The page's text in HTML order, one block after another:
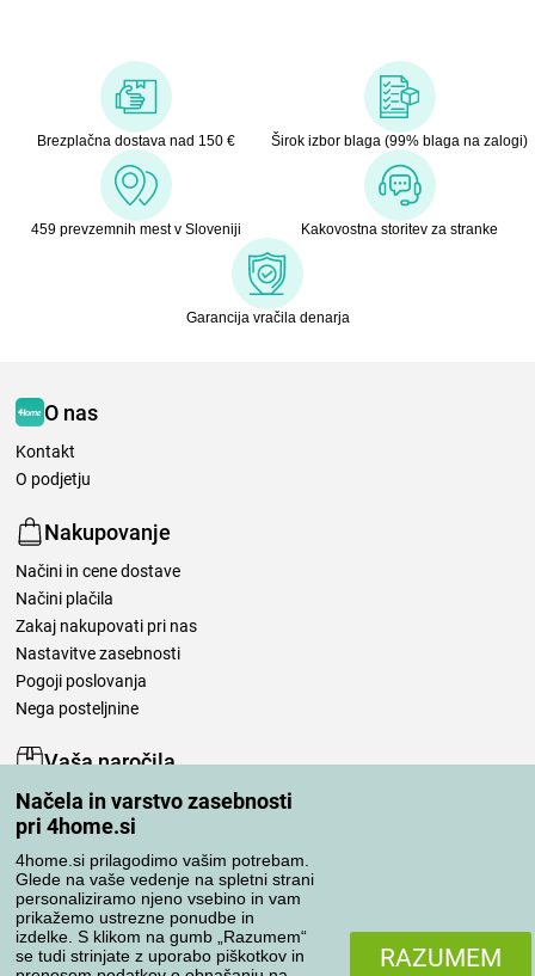
Načela in varstvo zasebnosti
pri 4home.si
4home.si prilagodimo vašim potrebam.
Glede na vaše vedenje na spletni strani
personaliziramo njeno vsebino in vam
prikažemo ustrezne ponudbe in
izdelke. S klikom na gumb „Razumem“
se tudi strinjate z uporabo piškotkov in
RAZUMEM
Brezplačna dostava nad 150 € Širok izbor blaga (99% blaga na zalogi)
459 prevzemnih mest v Sloveniji Kakovostna storitev za stranke
Garancija vračila denarja
O nas
Kontakt
O podjetju
Nakupovanje
Načini in cene dostave
Načini plačila
Zakaj nakupovati pri nas
Nastavitve zasebnosti
Pogoji poslovanja
Nega posteljnine
Vaša naročila
Moj račun
Pregled naročil
Reklamacija
Odstop od kupoprodajne pogodbe
Pravila obdelave ocen